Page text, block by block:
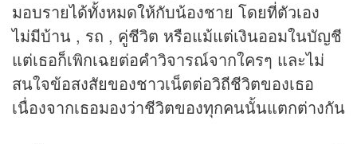
มอบรายได้ทั้งหมดให้กับน้องชาย โดยที่ตัวเอง
ไม่มีบ้าน , รถ , คู่ชีวิต หรือแม้แต่เงินออมในบัญชี
แต่เธอก็เพิกเฉยต่อคำวิจารณ์จากใครๆ และไม่
สนใจข้อสงสัยของชาวเน็ตต่อวิถีชีวิตของเธอ
เนื่องจากเธอมองว่าชีวิตของทุกคนนั้นแตกต่างกัน